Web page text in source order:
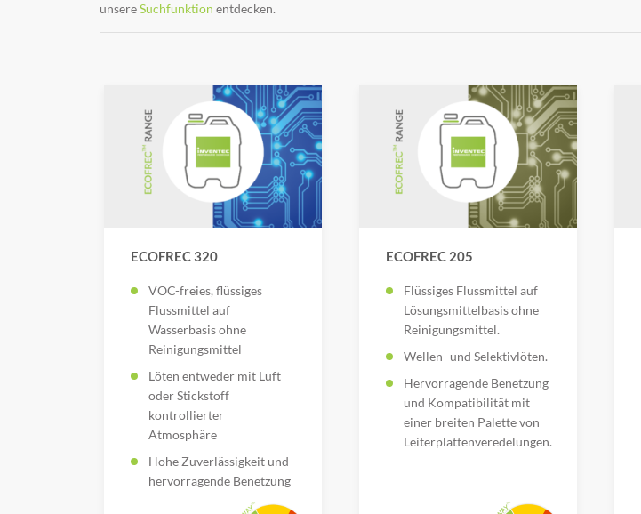
unsereSuchfunktion entdecken.
ECOFREC 320
VOC-freies, flüssiges
Flussmittel auf
Wasserbasis ohne
Reinigungsmittel
Löten entweder mit Luft
oder Stickstoff
kontrollierter
Atmosphäre
Hohe Zuverlässigkeit und
hervorragende Benetzung
ECOFREC 205
Flüssiges Flussmittel auf
Lösungsmittelbasis ohne
Reinigungsmittel.
Wellen- und Selektivlöten.
Hervorragende Benetzung
und Kompatibilität mit
einer breiten Palette von
Leiterplattenveredelungen.